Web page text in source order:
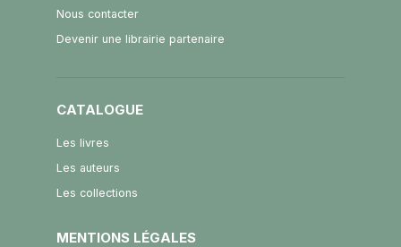
Nous contacter
Devenir une librairie partenaire
CATALOGUE
Les livres
Les auteurs
Les collections
MENTIONS LÉGALES